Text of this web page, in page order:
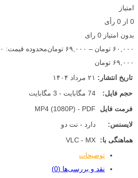
امتیاز
0 از 0 رأی
بدون امتیاز 0 رای
۶۰,۰۰۰ تومان – ۶۹,۰۰۰ تومان
۶۹,۰۰۰ تومان
تاریخ انتشار: ۲۱ مرداد ۱۴۰۴
حجم فایل:
74 مگابایت - 3 مگابایت
فرمت فایل
MP4 (1080P) - PDF
لایسنس:
دارد - نت دو
هماهنگی با:
VLC - MX
توضیحات
نقد و بررسی‌ها (0)